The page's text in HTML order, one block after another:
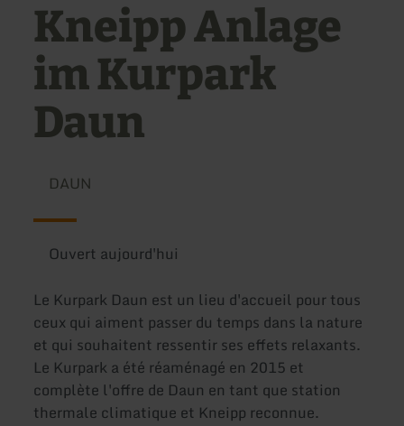
Kneipp Anlage
im Kurpark
Daun
DAUN
Ouvert aujourd'hui
Le Kurpark Daun est un lieu d'accueil pour tous
ceux qui aiment passer du temps dans la nature
et qui souhaitent ressentir ses effets relaxants.
Le Kurpark a été réaménagé en 2015 et
complète l'offre de Daun en tant que station
thermale climatique et Kneipp reconnue.